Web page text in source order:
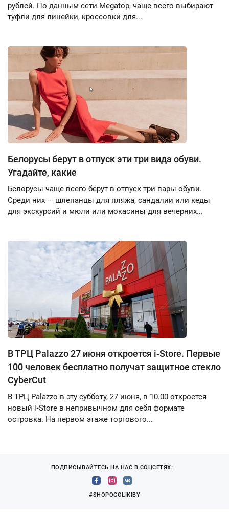
рублей. По данным сети Megatop, чаще всего выбирают
туфли для линейки, кроссовки для...
Белорусы берут в отпуск эти три вида обуви.
Угадайте, какие
Белорусы чаще всего берут в отпуск три пары обуви.
Среди них — шлепанцы для пляжа, сандалии или кеды
для экскурсий и мюли или мокасины для вечерних...
В ТРЦ Palazzo 27 июня откроется i‑Store. Первые
100 человек бесплатно получат защитное стекло
CyberCut
В ТРЦ Palazzo в эту субботу, 27 июня, в 10.00 откроется
новый i‑Store в непривычном для себя формате
островка. На первом этаже торгового...
ПОДПИСЫВАЙТЕСЬ НА НАС В СОЦСЕТЯХ:
#SHOPOGOLIKIBY